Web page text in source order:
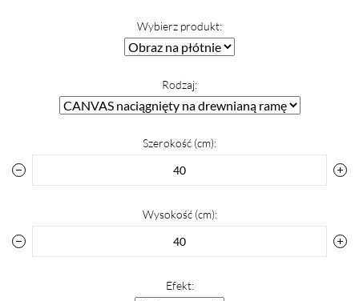
Wybierz produkt:
Rodzaj:
Szerokość (cm):
Wysokość (cm):
Efekt: